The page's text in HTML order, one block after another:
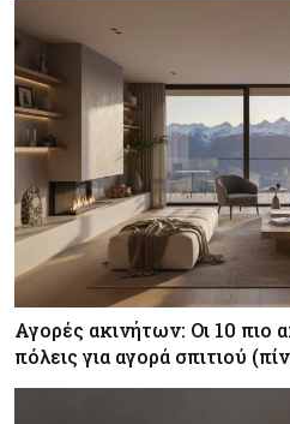
Αγορές ακινήτων: Οι 10 πιο
πόλεις για αγορά σπιτιού